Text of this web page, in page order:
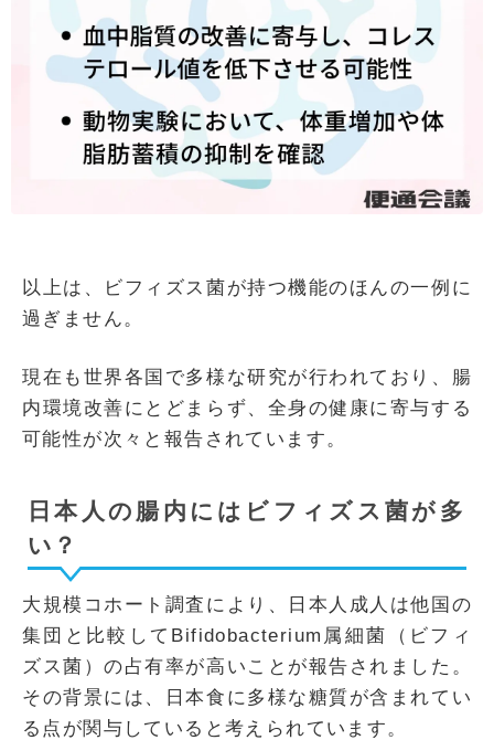
以上は、ビフィズス菌が持つ機能のほんの一例に
過ぎません。
現在も世界各国で多様な研究が行われており、腸
内環境改善にとどまらず、全身の健康に寄与する
可能性が次々と報告されています。
日本人の腸内にはビフィズス菌が多
い？
大規模コホート調査により、日本人成人は他国の
集団と比較してBifidobacterium属細菌（ビフィ
ズス菌）の占有率が高いことが報告されました。
その背景には、日本食に多様な糖質が含まれてい
る点が関与していると考えられています。